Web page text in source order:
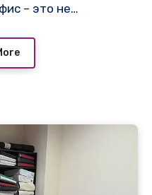
– это не…